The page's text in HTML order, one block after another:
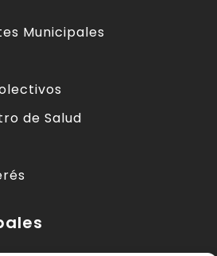
Municipales
de Salud